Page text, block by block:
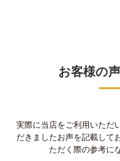
お客様の
実際に当店をご利用いただ
だきましたお声を記載して
ただく際の参考に